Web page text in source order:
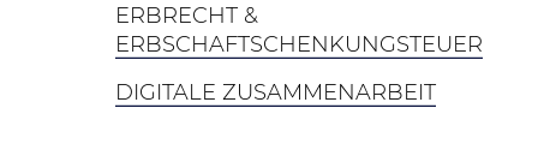
ERBRECHT &
ERBSCHAFTSCHENKUNGSTEUER
DIGITALE ZUSAMMENARBEIT